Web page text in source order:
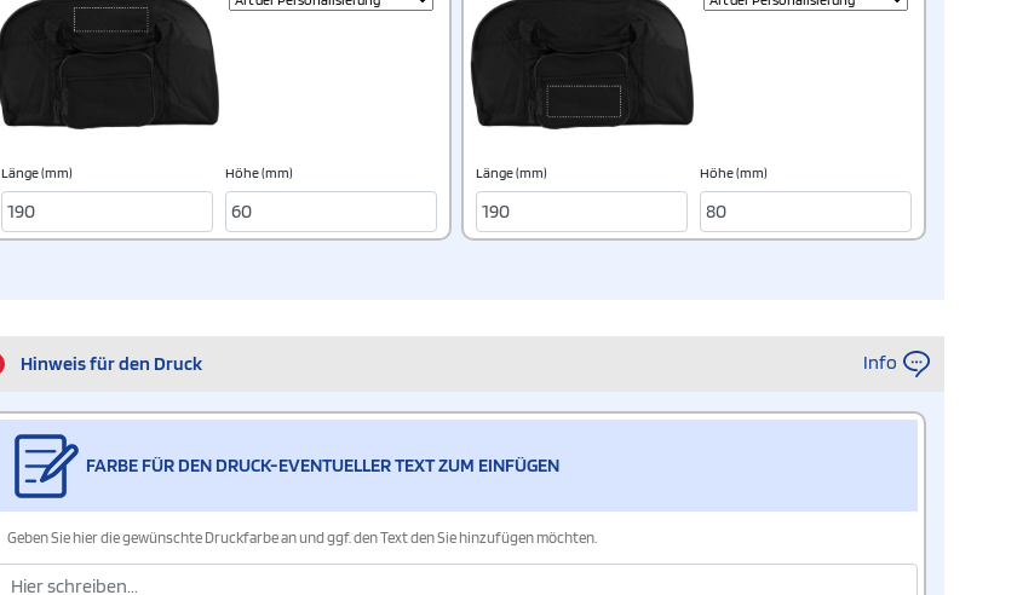
Länge (mm) Höhe (mm) Länge (mm) Höhe (mm)
Hinweis für den Druck Info
FARBE FÜR DEN DRUCK-EVENTUELLER TEXT ZUM EINFÜGEN
Geben Sie hier die gewünschte Druckfarbe an und ggf. den Text den Sie hinzufügen möchten.